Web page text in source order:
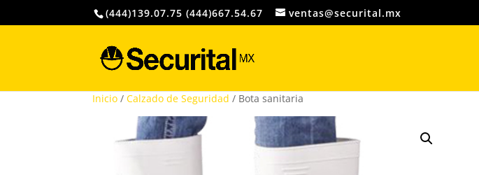
(444)139.07.75 (444)667.54.67 ventas@securital.mx
Inicio / Calzado de Seguridad / Bota sanitaria